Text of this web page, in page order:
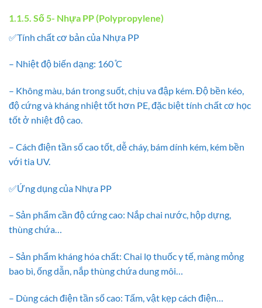
1.1.5. Số 5- Nhựa PP (Polypropylene)
✅Tính chất cơ bản của Nhựa PP
– Nhiệt độ biến dạng: 160 ̊C
– Không màu, bán trong suốt, chịu va đập kém. Độ bền kéo,
độ cứng và kháng nhiệt tốt hơn PE, đặc biệt tính chất cơ học
tốt ở nhiệt độ cao.
– Cách điện tần số cao tốt, dễ cháy, bám dính kém, kém bền
với tia UV.
✅Ứng dụng của Nhựa PP
– Sản phẩm cần độ cứng cao: Nắp chai nước, hộp dựng,
thùng chứa…
– Sản phẩm kháng hóa chất: Chai lọ thuốc y tế, màng mỏng
bao bì, ống dẫn, nắp thùng chứa dung môi…
– Dùng cách điện tần số cao: Tấm, vật kẹp cách điện…